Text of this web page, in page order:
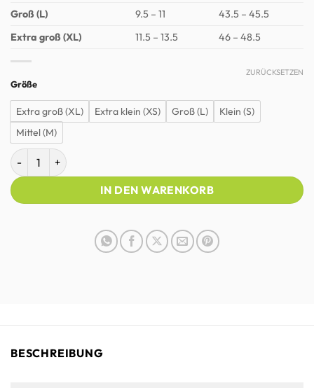
Groß (L) 9.5 – 11
43.5 – 45.5
Extra groß (XL)
11.5 – 13.5 46 – 48.5
Größe
Extra groß (XL) Extra klein (XS) Groß (L)
Klein (S)
Mittel (M)
ZURÜCKSETZEN
Naboso Foot Recovery Söckchen Menge
IN DEN WARENKORB
BESCHREIBUNG